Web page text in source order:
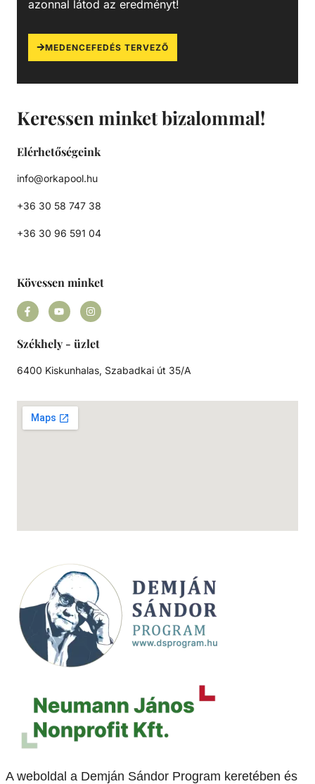
Keressen minket bizalommal!
Elérhetőségeink
info@orkapool.hu
+36 30 58 747 38
+36 30 96 591 04
Kövessen minket
Székhely - üzlet
6400 Kiskunhalas, Szabadkai út 35/A
azonnal látod az eredményt!
MEDENCEFEDÉS TERVEZŐ
A weboldal a Demján Sándor Program keretében és